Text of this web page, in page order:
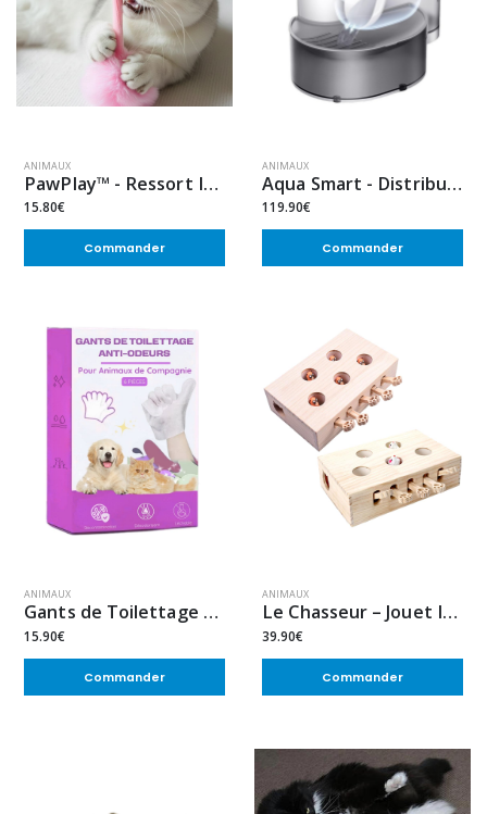
ANIMAUX
PawPlay™ - Ressort Interactif Suspendu pour Chat (1 ACHETÉ = 1 OFFERT)
15.80€
Commander
ANIMAUX
Aqua Smart - Distributeur d'eau
119.90€
Commander
ANIMAUX
Gants de Toilettage Anti-Odeurs pour Chiens et Chats Reutilisabe (2 x 6 pcs)
15.90€
Commander
ANIMAUX
Le Chasseur – Jouet Interactif
39.90€
Commander